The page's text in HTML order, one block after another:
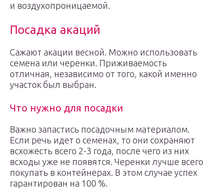
и воздухопроницаемой.
Посадка акаций
Сажают акации весной. Можно использовать
семена или черенки. Приживаемость
отличная, независимо от того, какой именно
участок был выбран.
Что нужно для посадки
Важно запастись посадочным материалом.
Если речь идет о семенах, то они сохраняют
всхожесть всего 2-3 года, после чего из них
всходы уже не появятся. Черенки лучше всего
покупать в контейнерах. В этом случае успех
гарантирован на 100 %.